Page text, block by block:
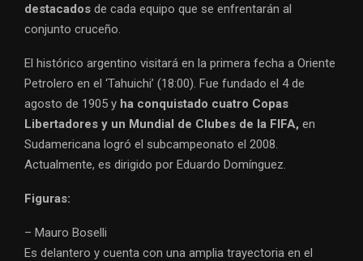
destacados de cada equipo que se enfrentarán al
conjunto cruceño.
El histórico argentino visitará en la primera fecha a Oriente
Petrolero en el ‘Tahuichi’ (18:00). Fue fundado el 4 de
agosto de 1905 y ha conquistado cuatro Copas
Libertadores y un Mundial de Clubes de la FIFA, en
Sudamericana logró el subcampeonato el 2008.
Actualmente, es dirigido por Eduardo Domínguez.
Figuras:
– Mauro Boselli
Es delantero y cuenta con una amplia trayectoria en el